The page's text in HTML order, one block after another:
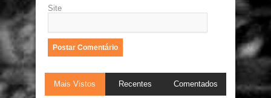
Site
Mais Vistos Recentes Comentados